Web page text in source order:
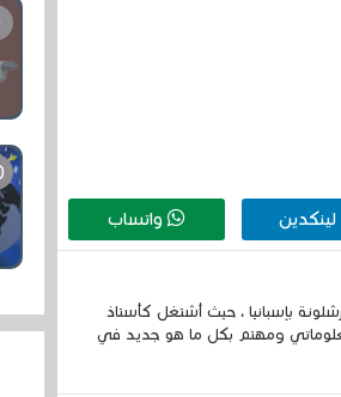
لينكدين واتساب
42 سنة ، أعيش وأعمل في برشلونة بإسبانيا ، حيث أشتغل كأستاذ
ومهتم بكل ما هو جديد في